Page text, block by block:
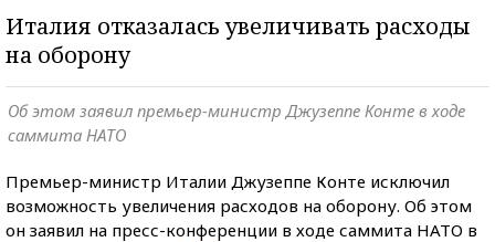
Италия отказалась увеличивать расходы
на оборону
Об этом заявил премьер-министр Джузеппе Конте в ходе
саммита НАТО
Премьер-министр Италии Джузеппе Конте исключил
возможность увеличения расходов на оборону. Об этом
он заявил на пресс-конференции в ходе саммита НАТО в